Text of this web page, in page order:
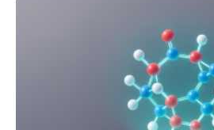
Erfindungen entstehen besonders
Wissenskategorien
Forschung von Gianluca
Organizational Behavior an der
Balázs Kovács, Professor an der
Management. Die Forscher